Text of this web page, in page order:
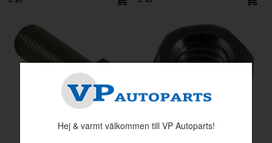
Hej & varmt välkommen till VP Autoparts!